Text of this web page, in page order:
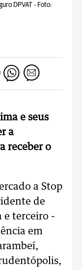
DPVAT - Foto:
e seus
a
receber o
a Stop
de
e terceiro -
em